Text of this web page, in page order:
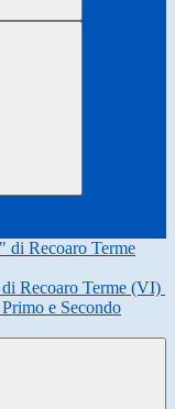
di Recoaro Terme (VI)
e Secondo